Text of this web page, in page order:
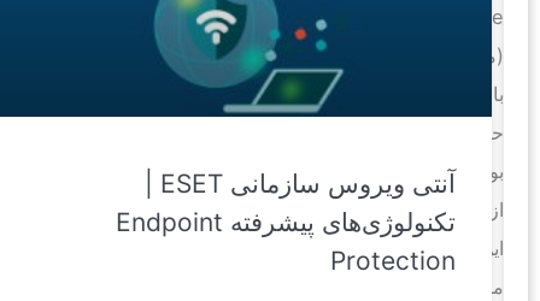
exposure
(مواجهه
حمله)
بود،
مقدار
آنتی ویروس سازمانی ESET |
تکنولوژی‌های پیشرفته Endpoint
Protection